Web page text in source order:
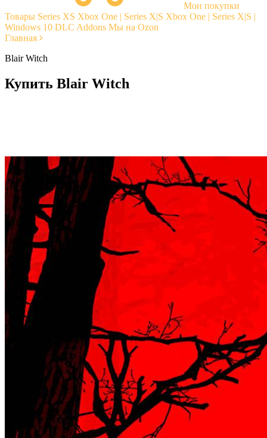
Мои покупки
Товары Series XS Xbox One | Series X|S Xbox One | Series X|S |
Windows 10 DLC Addons Мы на Ozon
Главная
Blair Witch
Купить Blair Witch